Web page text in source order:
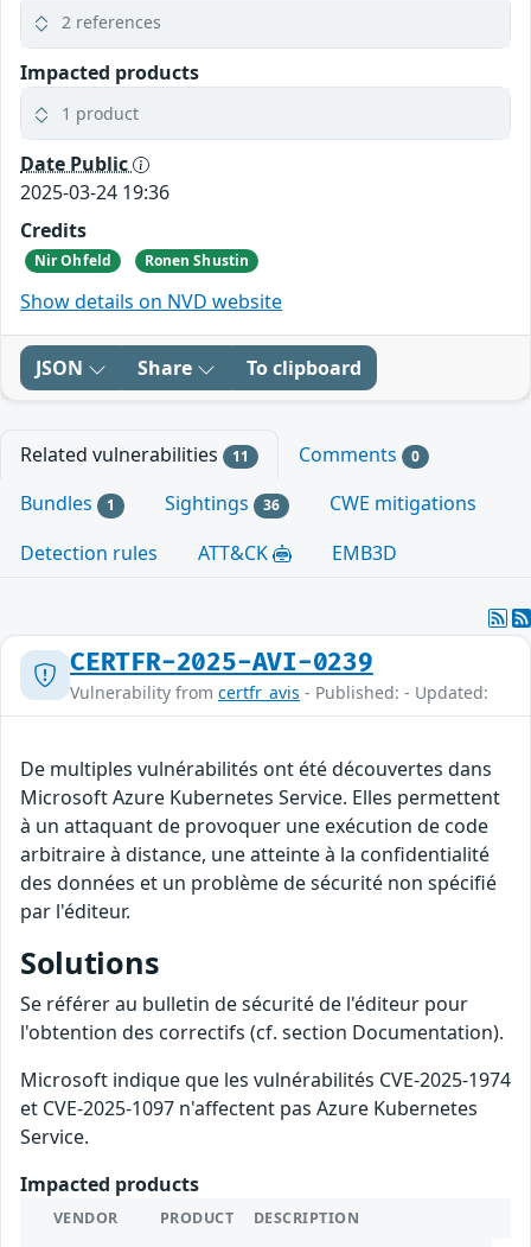
2 references
Impacted products
1 product
Date Public
2025-03-24 19:36
Credits
Nir Ohfeld Ronen Shustin
Show details on NVD website
JSON Share To clipboard
Related vulnerabilities 11 Comments 0
Bundles 1 Sightings 36
CWE mitigations
Detection rules
ATT&CK EMB3D
CERTFR-2025-AVI-0239
Vulnerability from certfr_avis - Published: - Updated:
De multiples vulnérabilités ont été découvertes dans
Microsoft Azure Kubernetes Service. Elles permettent
à un attaquant de provoquer une exécution de code
arbitraire à distance, une atteinte à la confidentialité
des données et un problème de sécurité non spécifié
par l'éditeur.
Solutions
Se référer au bulletin de sécurité de l'éditeur pour
l'obtention des correctifs (cf. section Documentation).
Microsoft indique que les vulnérabilités CVE-2025-1974
et CVE-2025-1097 n'affectent pas Azure Kubernetes
Service.
Impacted products
VENDOR PRODUCT DESCRIPTION